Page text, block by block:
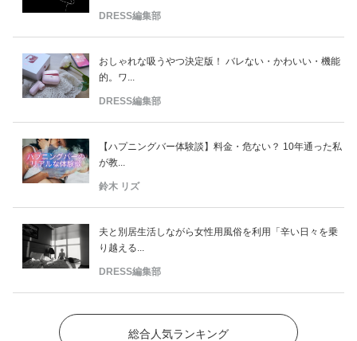
DRESS編集部
おしゃれな吸うやつ決定版！ バレない・かわいい・機能
的。ワ...
DRESS編集部
【ハプニングバー体験談】料金・危ない？ 10年通った私
が教...
鈴木 リズ
夫と別居生活しながら女性用風俗を利用「辛い日々を乗
り越える...
DRESS編集部
総合人気ランキング